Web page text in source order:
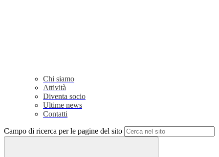
Chi siamo
Attività
Diventa socio
Ultime news
Contatti
Campo di ricerca per le pagine del sito